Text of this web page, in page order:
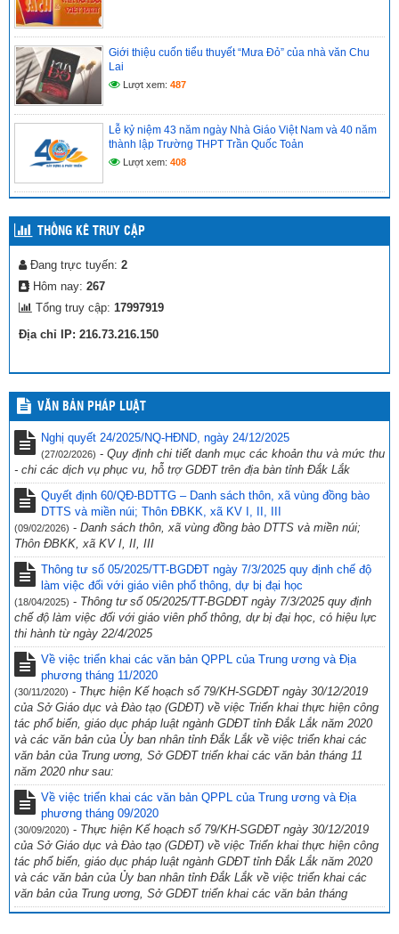
Giới thiệu cuốn tiểu thuyết “Mưa Đỏ” của nhà văn Chu
Lai
Lượt xem: 487
Lễ kỷ niệm 43 năm ngày Nhà Giáo Việt Nam và 40 năm
thành lập Trường THPT Trần Quốc Toản
Lượt xem: 408
THỐNG KÊ TRUY CẬP
Đang trực tuyến: 2
Hôm nay: 267
Tổng truy cập: 17997919
Địa chỉ IP: 216.73.216.150
VĂN BẢN PHÁP LUẬT
Nghị quyết 24/2025/NQ-HĐND, ngày 24/12/2025
(27/02/2026) - Quy định chi tiết danh mục các khoản thu và mức thu
- chi các dịch vụ phục vu, hỗ trợ GDĐT trên địa bàn tỉnh Đắk Lắk
Quyết định 60/QĐ-BDTTG – Danh sách thôn, xã vùng đồng bào
DTTS và miền núi; Thôn ĐBKK, xã KV I, II, III
(09/02/2026) - Danh sách thôn, xã vùng đồng bào DTTS và miền núi;
Thôn ĐBKK, xã KV I, II, III
Thông tư số 05/2025/TT-BGDĐT ngày 7/3/2025 quy định chế độ
làm việc đối với giáo viên phổ thông, dự bị đại học
(18/04/2025) - Thông tư số 05/2025/TT-BGDĐT ngày 7/3/2025 quy định
chế độ làm việc đối với giáo viên phổ thông, dự bị đại học, có hiệu lực
thi hành từ ngày 22/4/2025
Về việc triển khai các văn bản QPPL của Trung ương và Địa
phương tháng 11/2020
(30/11/2020) - Thực hiện Kế hoạch số 79/KH-SGDĐT ngày 30/12/2019
của Sở Giáo dục và Đào tạo (GDĐT) về việc Triển khai thực hiện công
tác phổ biến, giáo dục pháp luật ngành GDĐT tỉnh Đắk Lắk năm 2020
và các văn bản của Ủy ban nhân tỉnh Đắk Lắk về việc triển khai các
văn bản của Trung ương, Sở GDĐT triển khai các văn bản tháng 11
năm 2020 như sau:
Về việc triển khai các văn bản QPPL của Trung ương và Địa
phương tháng 09/2020
(30/09/2020) - Thực hiện Kế hoạch số 79/KH-SGDĐT ngày 30/12/2019
của Sở Giáo dục và Đào tạo (GDĐT) về việc Triển khai thực hiện công
tác phổ biến, giáo dục pháp luật ngành GDĐT tỉnh Đắk Lắk năm 2020
và các văn bản của Ủy ban nhân tỉnh Đắk Lắk về việc triển khai các
văn bản của Trung ương, Sở GDĐT triển khai các văn bản tháng